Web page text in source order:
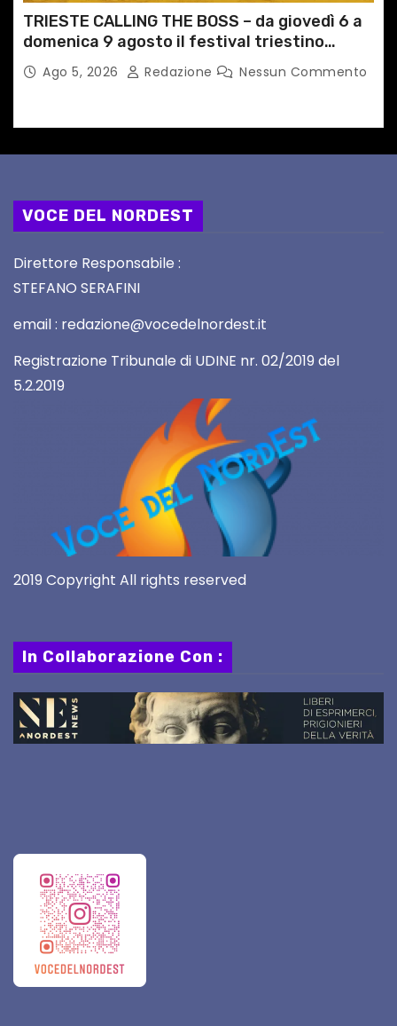
TRIESTE CALLING THE BOSS – da giovedì 6 a
domenica 9 agosto il festival triestino
dedicato a Springsteen
Ago 5, 2026 Redazione Nessun Commento
VOCE DEL NORDEST
Direttore Responsabile :
STEFANO SERAFINI
email : redazione@vocedelnordest.it
Registrazione Tribunale di UDINE nr. 02/2019 del
5.2.2019
2019 Copyright All rights reserved
In Collaborazione Con :